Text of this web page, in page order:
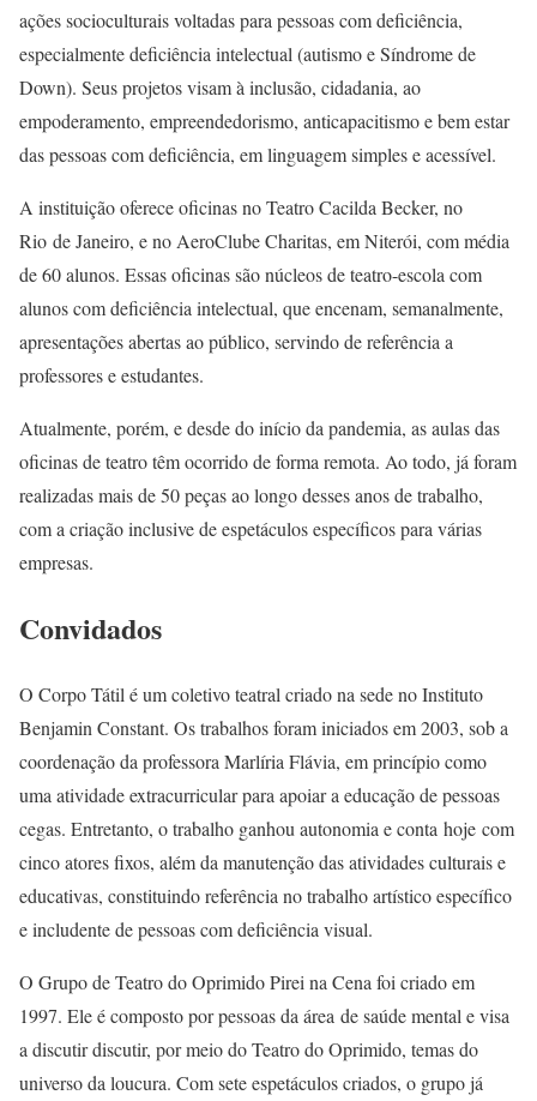
ações socioculturais voltadas para pessoas com deficiência,
especialmente deficiência intelectual (autismo e Síndrome de
Down). Seus projetos visam à inclusão, cidadania, ao
empoderamento, empreendedorismo, anticapacitismo e bem estar
das pessoas com deficiência, em linguagem simples e acessível.
A instituição oferece oficinas no Teatro Cacilda Becker, no
Rio de Janeiro, e no AeroClube Charitas, em Niterói, com média
de 60 alunos. Essas oficinas são núcleos de teatro-escola com
alunos com deficiência intelectual, que encenam, semanalmente,
apresentações abertas ao público, servindo de referência a
professores e estudantes.
Atualmente, porém, e desde do início da pandemia, as aulas das
oficinas de teatro têm ocorrido de forma remota. Ao todo, já foram
realizadas mais de 50 peças ao longo desses anos de trabalho,
com a criação inclusive de espetáculos específicos para várias
empresas.
Convidados
O Corpo Tátil é um coletivo teatral criado na sede no Instituto
Benjamin Constant. Os trabalhos foram iniciados em 2003, sob a
coordenação da professora Marlíria Flávia, em princípio como
uma atividade extracurricular para apoiar a educação de pessoas
cegas. Entretanto, o trabalho ganhou autonomia e conta hoje com
cinco atores fixos, além da manutenção das atividades culturais e
educativas, constituindo referência no trabalho artístico específico
e includente de pessoas com deficiência visual.
O Grupo de Teatro do Oprimido Pirei na Cena foi criado em
1997. Ele é composto por pessoas da área de saúde mental e visa
a discutir discutir, por meio do Teatro do Oprimido, temas do
universo da loucura. Com sete espetáculos criados, o grupo já